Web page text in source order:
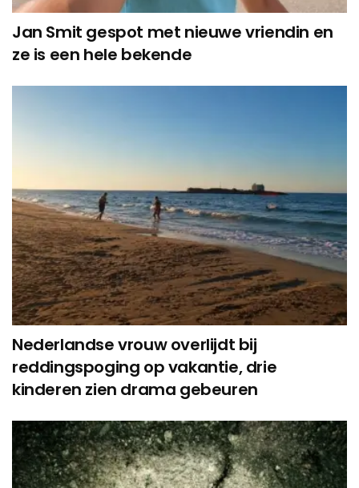
Jan Smit gespot met nieuwe vriendin en
ze is een hele bekende
Nederlandse vrouw overlijdt bij
reddingspoging op vakantie, drie
kinderen zien drama gebeuren